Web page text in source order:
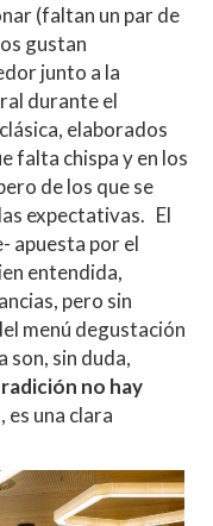
(faltan un par de
gustan
junto a la
durante el
elaborados
falta chispa y en los
de los que se
expectativas. El
apuesta por el
entendida,
pero sin
menú degustación
son, sin duda,
no hay
es una clara